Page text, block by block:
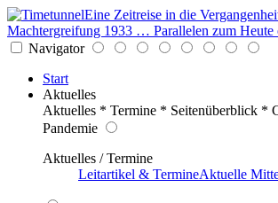
Eine Zeitreise in die
Machtergreifung 1933 … Parallelen zum Heute
Navigator
Start
Aktuelles
Aktuelles * Termine * Seitenüberblick *
Pandemie
Aktuelles / Termine
Leitartikel & TermineAktuelle